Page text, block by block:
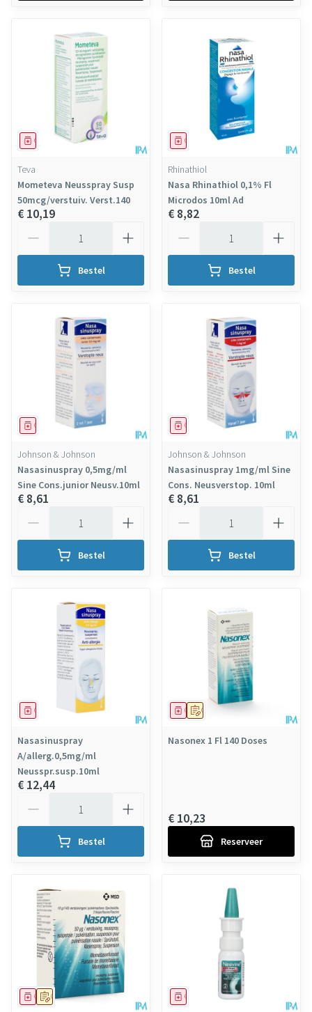
Geneesmiddel
Teva
Mometeva Neusspray Susp
50mcg/verstuiv. Verst.140
€ 10,19
Bestel
Geneesmiddel
Rhinathiol
Nasa Rhinathiol 0,1% Fl
Microdos 10ml Ad
€ 8,82
Bestel
Geneesmiddel
Johnson & Johnson
Nasasinuspray 0,5mg/ml
Sine Cons.junior Neusv.10ml
€ 8,61
Bestel
Geneesmiddel
Johnson & Johnson
Nasasinuspray 1mg/ml Sine
Cons. Neusverstop. 10ml
€ 8,61
Bestel
Geneesmiddel
Nasasinuspray
A/allerg.0,5mg/ml
Neusspr.susp.10ml
€ 12,44
Bestel
Op voorschrift
Geneesmiddel
Nasonex 1 Fl 140 Doses
€ 10,23
Reserveer
Op voorschrift
Geneesmiddel Geneesmiddel